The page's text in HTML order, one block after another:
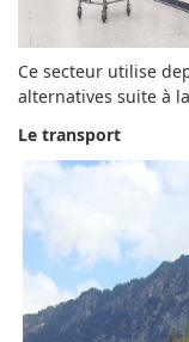
Ce secteur utilise
alternatives suite à
Le transport